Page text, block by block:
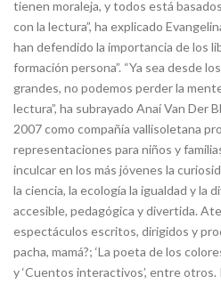
tienen moraleja, y todos está
con la lectura”, ha explicado
han defendido la importancia de los
formación persona”. “Ya sea desde
grandes, no podemos perder la
lectura”, ha subrayado Anaí Van Der
2007 como compañía vallisoletana
representaciones para niños y
inculcar en los más jóvenes la
la ciencia, la ecología la igualdad y la
accesible, pedagógica y divertida.
espectáculos escritos, dirigidos y
pacha, mamá?; ‘La poeta de los
y ‘Cuentos interactivos’, entre otros.